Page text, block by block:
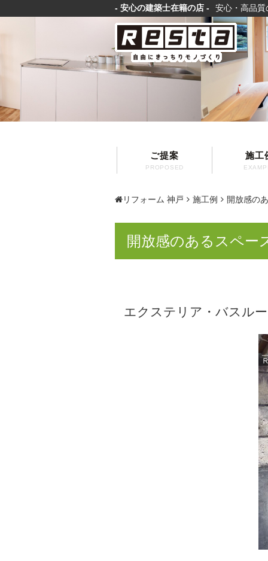
- 安心の建築士在籍の店 - 安心・高品
ご提案
PROPOSED
施工
リフォーム 神戸 施工例 開放感の
開放感のあるスペー
エクステリア・バスル